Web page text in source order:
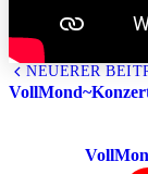
NEUERER